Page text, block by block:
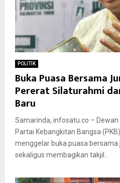
POLITIK
Buka Puasa Bersama
Pererat Silaturahmi
Baru
Samarinda, infosatu.co – Dewan
Partai Kebangkitan Bangsa
menggelar buka puasa bersama
sekaligus membagikan takjil...